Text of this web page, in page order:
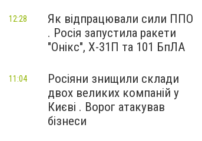
Як відпрацювали сили ППО
. Росія запустила ракети
"Онікс", Х-31П та 101 БпЛА
12:28
Росіяни знищили склади
двох великих компаній у
Києві . Ворог атакував
бізнеси
11:04